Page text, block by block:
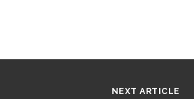
NEXT ARTICLE